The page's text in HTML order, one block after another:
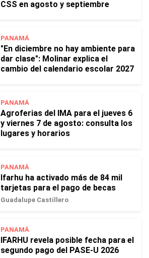
CSS en agosto y septiembre
PANAMÁ
"En diciembre no hay ambiente para
dar clase": Molinar explica el
cambio del calendario escolar 2027
PANAMÁ
Agroferias del IMA para el jueves 6
y viernes 7 de agosto: consulta los
lugares y horarios
PANAMÁ
Ifarhu ha activado más de 84 mil
tarjetas para el pago de becas
Guadalupe Castillero
PANAMÁ
IFARHU revela posible fecha para el
segundo pago del PASE-U 2026